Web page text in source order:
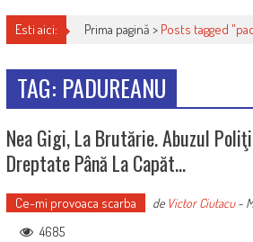
Esti aici: Prima pagină > Posts tagged
TAG: PADUREANU
Nea Gigi, La Brutărie. Abuzul
Dreptate Până La Capăt…
Ce-mi provoaca scarba de Victor Ciutacu-
4685